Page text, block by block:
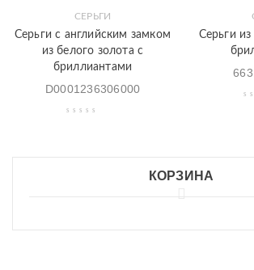
СЕРЬГИ
Серьги с английским замком
из белого золота с
бриллиантами
D0001236306000
Серьги
КОРЗИНА